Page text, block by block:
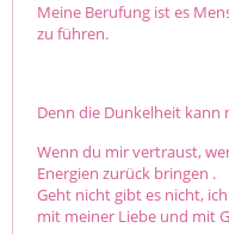
Meine Berufung ist es
zu führen.
Denn die Dunkelheit kann
Wenn du mir vertraust,
Energien zurück bringen .
Geht nicht gibt es nicht,
mit meiner Liebe und mit